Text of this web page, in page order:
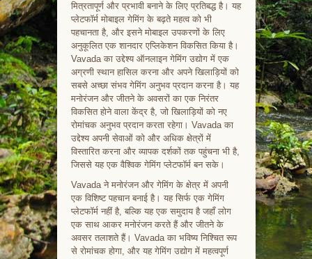
मित्रतापूर्ण और प्रभावी बनाने के लिए प्रतिबद्ध है। यह
प्लेटफॉर्म मोबाइल गेमिंग के बढ़ते महत्व को भी
पहचानता है, और इसने मोबाइल उपकरणों के लिए
अनुकूलित एक शानदार एप्लिकेशन विकसित किया है।
Vavada का उद्देश्य ऑनलाइन गेमिंग उद्योग में एक
अग्रणी स्थान हासिल करना और अपने खिलाड़ियों को
सबसे अच्छा संभव गेमिंग अनुभव प्रदान करना है। यह
मनोरंजन और जीतने के अवसरों का एक निरंतर
विकसित होने वाला केंद्र है, जो खिलाड़ियों को नए
रोमांचक अनुभव प्रदान करता रहेगा। Vavada का
उद्देश्य अपनी सेवाओं को और अधिक क्षेत्रों में
विस्तारित करना और व्यापक दर्शकों तक पहुंचना भी है,
जिससे यह एक वैश्विक गेमिंग प्लेटफॉर्म बन सके।
Vavada ने मनोरंजन और गेमिंग के क्षेत्र में अपनी
एक विशिष्ट पहचान बनाई है। यह सिर्फ एक गेमिंग
प्लेटफॉर्म नहीं है, बल्कि यह एक समुदाय है जहाँ लोग
एक साथ आकर मनोरंजन करते हैं और जीतने के
अवसर तलाशते हैं। Vavada का भविष्य निश्चित रूप
से रोमांचक होगा, और यह गेमिंग उद्योग में महत्वपूर्ण